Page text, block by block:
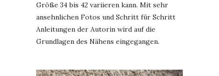
Größe 34 bis 42 variieren kann. Mit sehr
ansehnlichen Fotos und Schritt für Schritt
Anleitungen der Autorin wird auf die
Grundlagen des Nähens eingegangen.